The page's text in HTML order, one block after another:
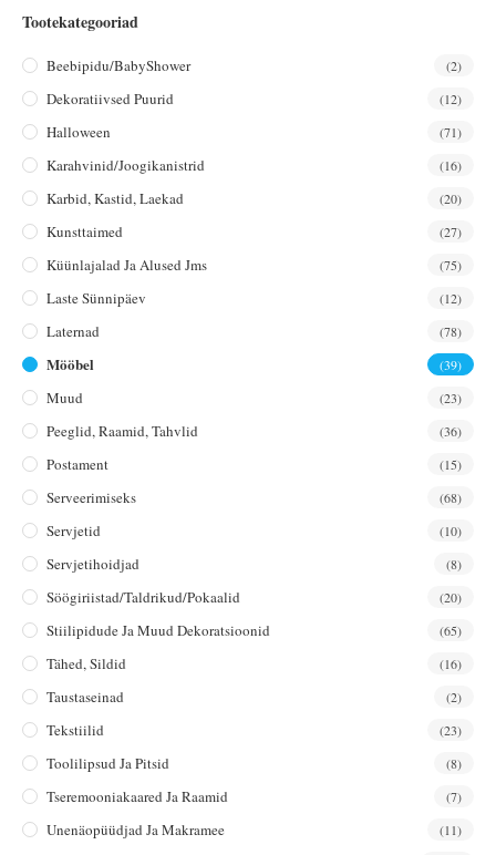
Tootekategooriad
Beebipidu/BabyShower (2)
Dekoratiivsed Puurid (12)
Halloween (71)
Karahvinid/joogikanistrid (16)
Karbid, Kastid, Laekad (20)
Kunsttaimed (27)
Küünlajalad Ja Alused Jms (75)
Laste Sünnipäev (12)
Laternad (78)
Mööbel (39)
Muud (23)
Peeglid, Raamid, Tahvlid (36)
Postament (15)
Serveerimiseks (68)
Servjetid (10)
Servjetihoidjad (8)
Söögiriistad/taldrikud/pokaalid (20)
Stiilipidude Ja Muud Dekoratsioonid (65)
Tähed, Sildid (16)
Taustaseinad (2)
Tekstiilid (23)
Toolilipsud Ja Pitsid (8)
Tseremooniakaared Ja Raamid (7)
Unenäopüüdjad Ja Makramee (11)